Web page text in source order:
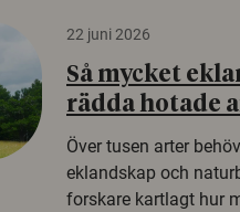
22 juni 2026
Så mycket
rädda hotade
Över tusen arter
eklandskap och
forskare kartlagt hur